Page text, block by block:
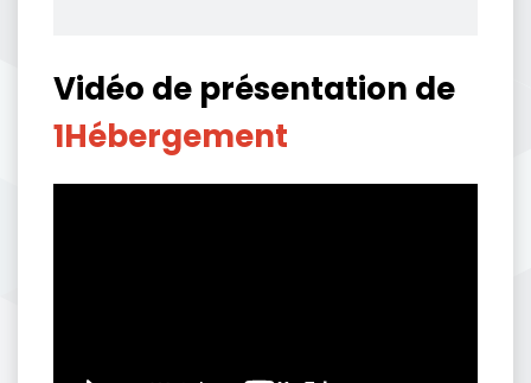
Vidéo de présentation de
1Hébergement